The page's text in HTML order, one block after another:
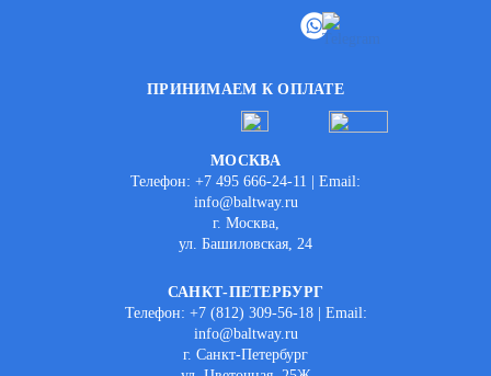
ПРИНИМАЕМ К ОПЛАТЕ
МОСКВА
Телефон: +7 495 666-24-11 | Email:
info@baltway.ru
г. Москва,
ул. Башиловская, 24
САНКТ-ПЕТЕРБУРГ
Телефон: +7 (812) 309-56-18 | Email:
info@baltway.ru
г. Санкт-Петербург